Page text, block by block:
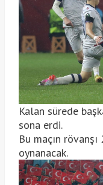
Kalan sürede
sona erdi.
Bu maçın
oynanacak.